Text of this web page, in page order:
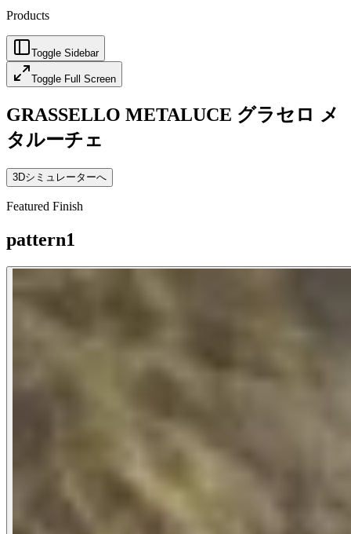
Products
Toggle Sidebar
Toggle Full Screen
GRASSELLO METALUCE グラセロ メ
タルーチェ
3Dシミュレーターへ
Featured Finish
pattern1